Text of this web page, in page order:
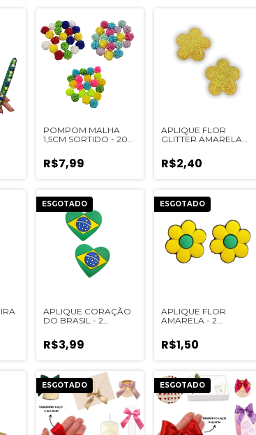
POMPOM MALHA
1,5CM SORTIDO - 20
R$7,99
APLIQUE FLOR
GLITTER AMARELA
R$2,40
ESGOTADO
APLIQUE CORAÇÃO
DO BRASIL - 2
R$3,99
ESGOTADO
APLIQUE FLOR
AMARELA - 2
R$1,50
ESGOTADO ESGOTADO